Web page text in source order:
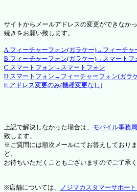
サイトからメールアドレスの変更ができなか
続きをお願い致します。
A.フィーチャーフォン(ガラケー)→フィーチャ
B.フィーチャーフォン(ガラケー)→スマートフ
C.スマートフォン→スマートフォン
D.スマートフォン→フィーチャーフォン(ガラ
E.アドレス変更のみ(機種変更なし)
上記で解決しなかった場合は、 モバイル事務局
致します。
※ご質問には順次メールにてお答えしており
ど、
お待ちいただくこともございますのでご了承く
※店舗については、 ノジマカスタマーサポー